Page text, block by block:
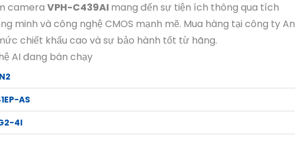
camera VPH-C439AI mang đến sự tiện ích thông qua tích
minh và công nghệ CMOS mạnh mẽ. Mua hàng tại công ty An
chiết khấu cao và sự bảo hành tốt từ hãng.
AI đang bán chạy
AS
4I